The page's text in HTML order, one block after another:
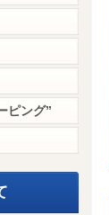
ピング”